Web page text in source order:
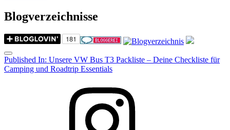
Blogverzeichnisse
Menu
Post
navigation
Published In: Unsere VW Bus T3 Packliste – Deine Checkliste für
Camping und Roadtrip Essentials